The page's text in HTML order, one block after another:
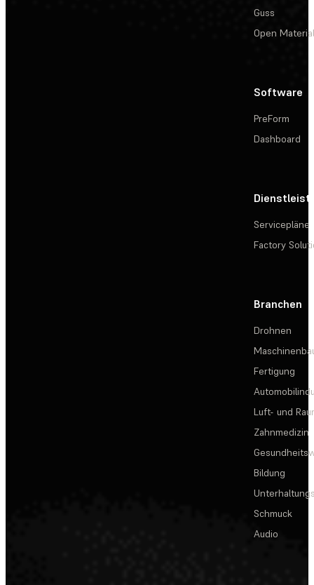
Guss
Open
Software
PreForm
Dashboard
Servicepläne
Factory
Branchen
Drohnen
Fertigung
Luft- und
Zahnmedizin
Bildung
Schmuck
Audio